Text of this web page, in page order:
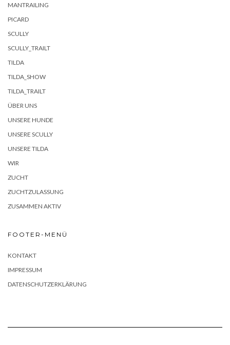
MANTRAILING
PICARD
SCULLY
SCULLY_TRAILT
TILDA
TILDA_SHOW
TILDA_TRAILT
ÜBER UNS
UNSERE HUNDE
UNSERE SCULLY
UNSERE TILDA
WIR
ZUCHT
ZUCHTZULASSUNG
ZUSAMMEN AKTIV
FOOTER-MENÜ
KONTAKT
IMPRESSUM
DATENSCHUTZERKLÄRUNG